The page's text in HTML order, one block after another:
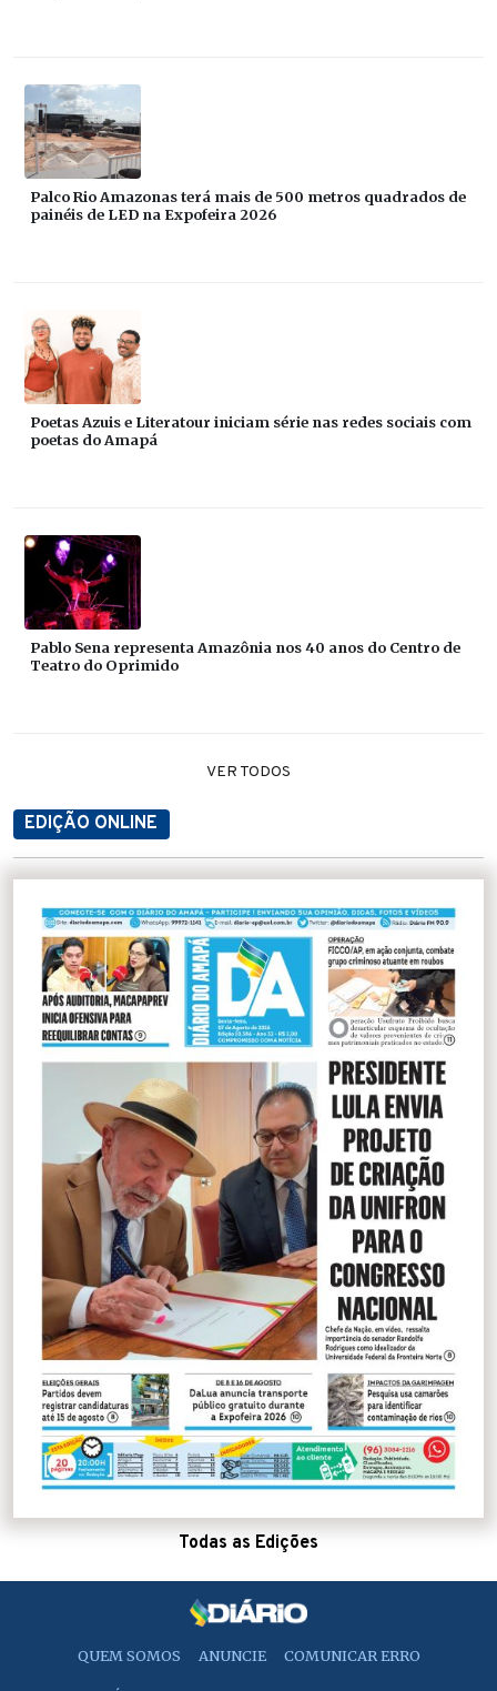
Palco Rio Amazonas terá mais de 500 metros quadrados de
painéis de LED na Expofeira 2026
Poetas Azuis e Literatour iniciam série nas redes sociais com
poetas do Amapá
Pablo Sena representa Amazônia nos 40 anos do Centro de
Teatro do Oprimido
VER TODOS
EDIÇÃO ONLINE
Todas as Edições
QUEM SOMOS ANUNCIE COMUNICAR ERRO